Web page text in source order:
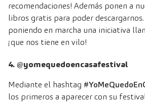
recomendaciones! Además ponen a
libros gratis para poder
poniendo en marcha una iniciativa
¡que nos tiene en vilo!
4. @yomequedoencasafestival
Mediante el hashtag
los primeros a aparecer con su